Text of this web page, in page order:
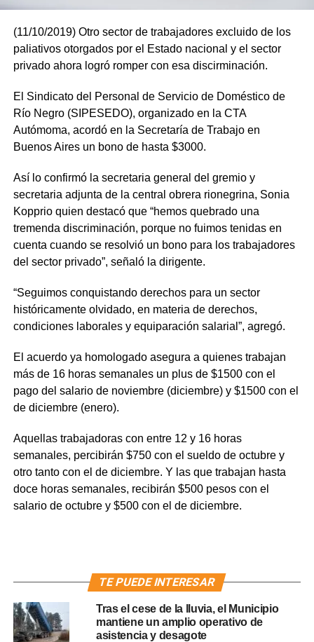
(11/10/2019) Otro sector de trabajadores excluido de los
paliativos otorgados por el Estado nacional y el sector
privado ahora logró romper con esa discirminación.
El Sindicato del Personal de Servicio de Doméstico de
Río Negro (SIPESEDO), organizado en la CTA
Autómoma, acordó en la Secretaría de Trabajo en
Buenos Aires un bono de hasta $3000.
Así lo confirmó la secretaria general del gremio y
secretaria adjunta de la central obrera rionegrina, Sonia
Kopprio quien destacó que “hemos quebrado una
tremenda discriminación, porque no fuimos tenidas en
cuenta cuando se resolvió un bono para los trabajadores
del sector privado”, señaló la dirigente.
“Seguimos conquistando derechos para un sector
históricamente olvidado, en materia de derechos,
condiciones laborales y equiparación salarial”, agregó.
El acuerdo ya homologado asegura a quienes trabajan
más de 16 horas semanales un plus de $1500 con el
pago del salario de noviembre (diciembre) y $1500 con el
de diciembre (enero).
Aquellas trabajadoras con entre 12 y 16 horas
semanales, percibirán $750 con el sueldo de octubre y
otro tanto con el de diciembre. Y las que trabajan hasta
doce horas semanales, recibirán $500 pesos con el
salario de octubre y $500 con el de diciembre.
TE PUEDE INTERESAR
Tras el cese de la lluvia, el Municipio
mantiene un amplio operativo de
asistencia y desagote